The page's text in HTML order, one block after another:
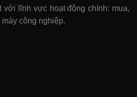
lĩnh vực hoạt động chính: mua,
công nghiệp.